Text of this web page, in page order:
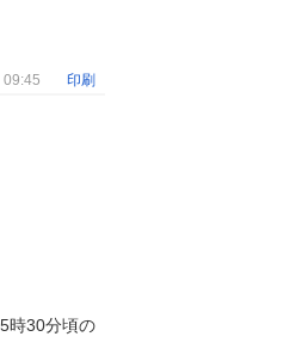
09:45 印刷
時30分頃の